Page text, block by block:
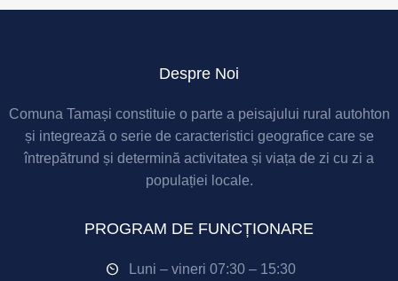
Despre Noi
Comuna Tamași constituie o parte a peisajului rural autohton
și integrează o serie de caracteristici geografice care se
întrepătrund și determină activitatea și viața de zi cu zi a
populației locale.
PROGRAM DE FUNCȚIONARE
Luni – vineri 07:30 – 15:30